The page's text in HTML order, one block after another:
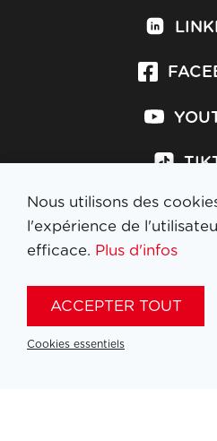
MENTIONS
Nous utilisons des
l'expérience de
efficace. Plus d'infos
ACCEPTER TOUT
Cookies essentiels